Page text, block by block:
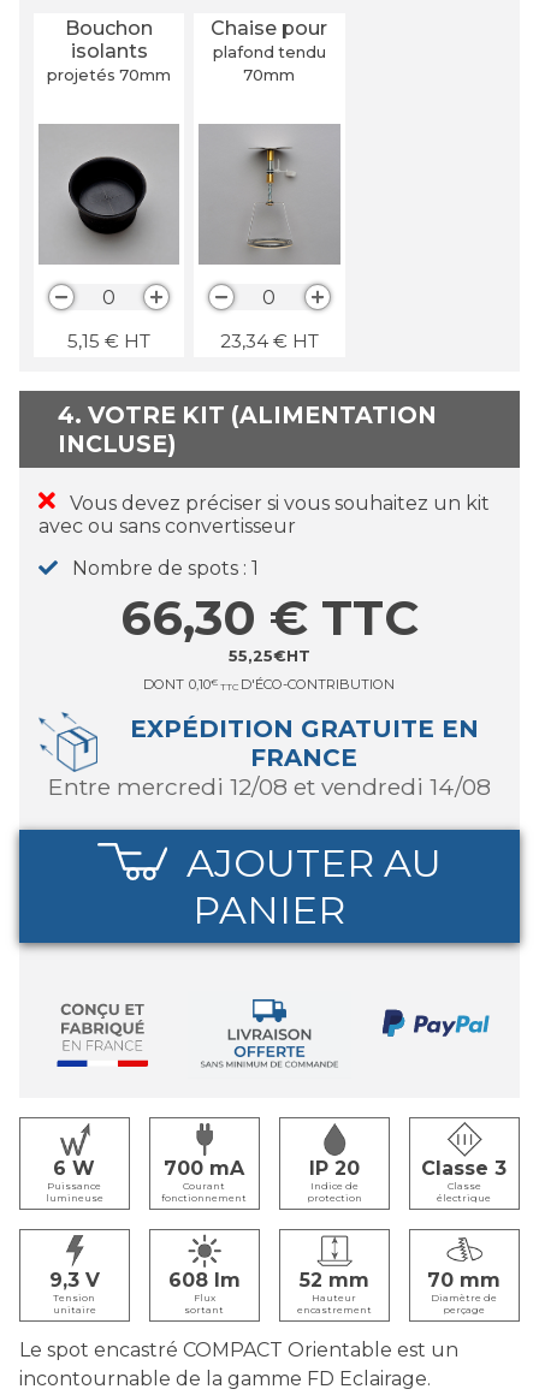
Bouchon
isolants
projetés 70mm
0
5,15 € HT
Chaise pour
plafond tendu
70mm
0
23,34 € HT
4. VOTRE KIT (ALIMENTATION
INCLUSE)
Vous devez préciser si vous souhaitez un kit
avec ou sans convertisseur
Nombre de spots 1
55,25€HT
66,30 € TTC
DONT 0,10€ TTC D'ÉCO-CONTRIBUTION
EXPÉDITION GRATUITE EN
FRANCE
entre mercredi 12/08 et vendredi 14/08
AJOUTER AU
PANIER
6
Puissance
lumineuse
700
Courant
fonctionnement
IP 20
Indice de
protection
Classe 3
Classe
électrique
9,3
Tension
unitaire
608
Flux
sortant
52
Hauteur
encastrement
70
Diamètre de
perçage
Le spot encastré COMPACT Orientable est un
incontournable de la gamme FD Eclairage.